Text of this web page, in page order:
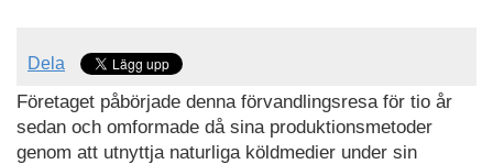
Dela
Företaget påbörjade denna förvandlingsresa för tio år
sedan och omformade då sina produktionsmetoder
genom att utnyttja naturliga köldmedier under sin